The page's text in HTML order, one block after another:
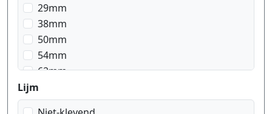
29mm
38mm
50mm
54mm
62mm
Lijm